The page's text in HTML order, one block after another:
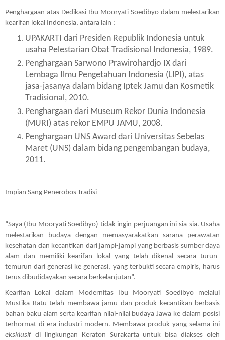
Penghargaan atas Dedikasi Ibu Mooryati Soedibyo dalam melestarikan
kearifan lokal Indonesia, antara lain :
UPAKARTI dari Presiden Republik Indonesia untuk
usaha Pelestarian Obat Tradisional Indonesia, 1989.
Penghargaan Sarwono Prawirohardjo IX dari
Lembaga Ilmu Pengetahuan Indonesia (LIPI), atas
jasa-jasanya dalam bidang Iptek Jamu dan Kosmetik
Tradisional, 2010.
Penghargaan dari Museum Rekor Dunia Indonesia
(MURI) atas rekor EMPU JAMU, 2008.
Penghargaan UNS Award dari Universitas Sebelas
Maret (UNS) dalam bidang pengembangan budaya,
2011.
Impian Sang Penerobos Tradisi
“Saya (Ibu Mooryati Soedibyo) tidak ingin perjuangan ini sia-sia. Usaha
melestarikan budaya dengan memasyarakatkan sarana perawatan
kesehatan dan kecantikan dari jampi-jampi yang berbasis sumber daya
alam dan memiliki kearifan lokal yang telah dikenal secara turun-
temurun dari generasi ke generasi, yang terbukti secara empiris, harus
terus dibudidayakan secara berkelanjutan”.
Kearifan Lokal dalam Modernitas Ibu Mooryati Soedibyo melalui
Mustika Ratu telah membawa jamu dan produk kecantikan berbasis
bahan baku alam serta kearifan nilai-nilai budaya Jawa ke dalam posisi
eksklusif di lingkungan Keraton Surakarta untuk bisa diakses oleh